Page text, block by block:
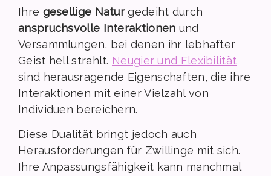
Ihre gesellige Naturgedeiht durch
anspruchsvolle Interaktionen und
Versammlungen, bei denen ihr lebhafter
Geist hell strahlt. Neugier und Flexibilität
sind herausragende Eigenschaften, die ihre
Interaktionen mit einer Vielzahl von
Individuen bereichern.
Diese Dualität bringt jedoch auch
Herausforderungen für Zwillinge mit sich.
Ihre Anpassungsfähigkeit kann manchmal